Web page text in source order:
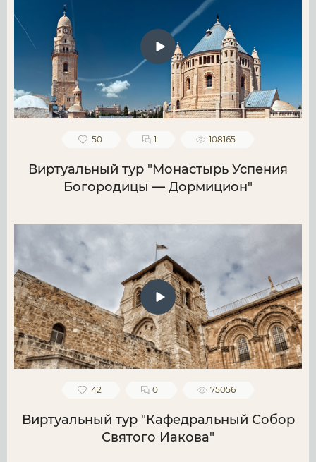
50 1 108165
Виртуальный тур "Монастырь Успения
Богородицы — Дормицион"
42 0 75056
Виртуальный тур "Кафедральный Собор
Святого Иакова"